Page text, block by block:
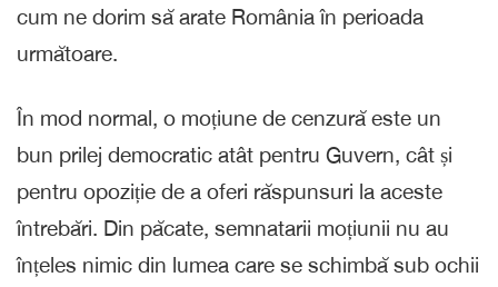
cum ne dorim să arate România în perioada
următoare.
În mod normal, o moțiune de cenzură este un
bun prilej democratic atât pentru Guvern, cât și
pentru opoziție de a oferi răspunsuri la aceste
întrebări. Din păcate, semnatarii moțiunii nu au
înțeles nimic din lumea care se schimbă sub ochii